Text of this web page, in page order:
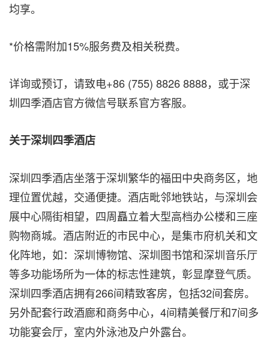
均享。
*价格需附加15%服务费及相关税费。
详询或预订，请致电+86 (755) 8826 8888，或于深
圳四季酒店官方微信号联系官方客服。
关于深圳四季酒店
深圳四季酒店坐落于深圳繁华的福田中央商务区，地
理位置优越，交通便捷。酒店毗邻地铁站，与深圳会
展中心隔街相望，四周矗立着大型高档办公楼和三座
购物商城。酒店附近的市民中心，是集市府机关和文
化阵地，如：深圳博物馆、深圳图书馆和深圳音乐厅
等多功能场所为一体的标志性建筑，彰显摩登气质。
深圳四季酒店拥有266间精致客房，包括32间套房。
另外配套行政酒廊和商务中心，4间精美餐厅和7间多
功能宴会厅，室内外泳池及户外露台。